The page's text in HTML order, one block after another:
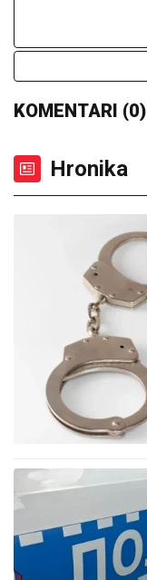
KOMENTARI (0)
Hronika